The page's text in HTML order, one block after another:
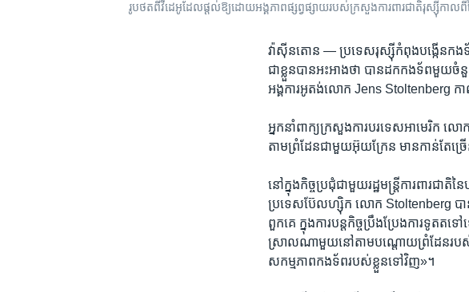
រូបថត​ពី​វីដេអូ​ដែល​ផ្តល់​ឱ្យ​ដោយ​អង្គភាព​ផ្សព្វផ្សាយ​របស់​ក្រសួង​ការពារ​ជាតិ​រុស្ស៊ី​កាល​
វ៉ាស៊ីនតោន —ប្រទេស​រុស្ស៊ីកំពុង​បង្កើន​ក
ជា​ខ្លួន​បាន​អះអាង​ថា​ បាន​ដក​កងទ័ព​មួយ​ចំ
អង្គការ​អូតង់​លោក​ Jens Stoltenberg កា
អ្នក​នាំពាក្យ​ក្រសួង​ការបរទេស​អាមេរិក​
តាម​ព្រំដែន​ជាមួយ​អ៊ុយក្រែន មាន​កាន់​តែ​ច្
នៅ​ក្នុង​កិច្ចប្រជុំជា​មួយ​រដ្ឋមន្ត្រី​ការពារ​ជ
ប្រទេស​ប៊ែលហ្ស៊ិក លោក Stoltenberg បាន​
ពួក​គេ​ ក្នុង​ការបន្ត​កិច្ចប្រឹង​ប្រែង​ការ​ទូ
ស្រាល​ណា​មួយនៅតាម​បណ្តោយ​ព្រំដែន​របស់​
សកម្មភាព​កងទ័ព​របស់​ខ្លួន​ទៅវិញ»។ ​